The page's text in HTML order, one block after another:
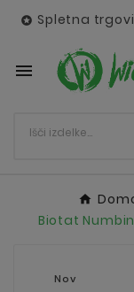
 Spletna

Biotat
Nov